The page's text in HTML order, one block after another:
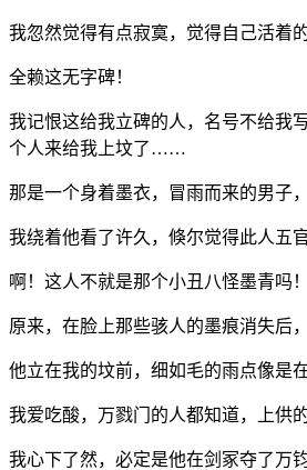
我忽然觉得有点寂寞，觉得自己活着
全赖这无字碑！
我记恨这给我立碑的人，名号不给我
个人来给我上坟了……
那是一个身着墨衣，冒雨而来的男子
我绕着他看了许久，倏尔觉得此人五
啊！这人不就是那个小丑八怪墨青吗！
原来，在脸上那些骇人的墨痕消失后
他立在我的坟前，细如毛的雨点像是
我爱吃酸，万戮门的人都知道，上供
我心下了然，必定是他在剑冢夺了万